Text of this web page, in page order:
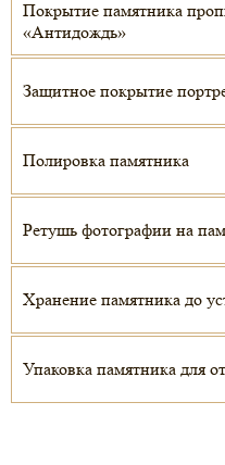
Покрытие памятника
«Антидождь»
Защитное покрытие
Полировка памятника
Ретушь фотографии на
Хранение памятника до
Упаковка памятника для